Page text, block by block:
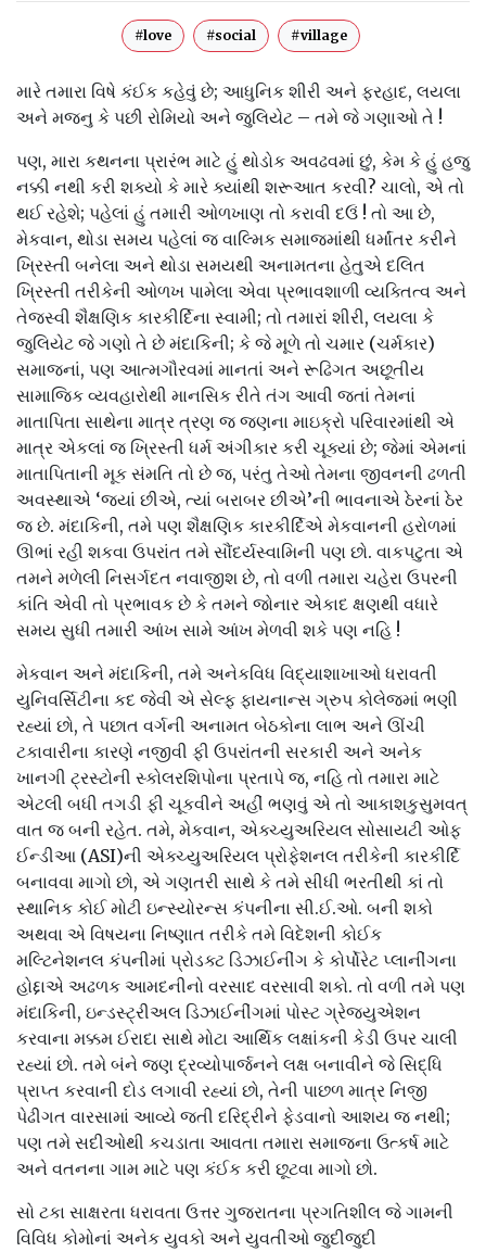
#love #social #village
મારે તમારા વિષે કંઈક કહેવું છે; આધુનિક શીરી અને ફરહાદ, લયલા
અને મજનુ કે પછી રોમિયો અને જુલિયેટ – તમે જે ગણાઓ તે !
પણ, મારા કથનના પ્રારંભ માટે હું થોડોક અવઢવમાં છું, કેમ કે હું હજુ
નક્કી નથી કરી શક્યો કે મારે ક્યાંથી શરૂઆત કરવી? ચાલો, એ તો
થઈ રહેશે; પહેલાં હું તમારી ઓળખાણ તો કરાવી દઉં ! તો આ છે,
મેકવાન, થોડા સમય પહેલાં જ વાલ્મિક સમાજમાંથી ધર્માંતર કરીને
ખ્રિસ્તી બનેલા અને થોડા સમયથી અનામતના હેતુએ દલિત
ખ્રિસ્તી તરીકેની ઓળખ પામેલા એવા પ્રભાવશાળી વ્યક્તિત્વ અને
તેજસ્વી શૈક્ષણિક કારકીર્દિના સ્વામી; તો તમારાં શીરી, લયલા કે
જુલિયેટ જે ગણો તે છે મંદાકિની; કે જે મૂળે તો ચમાર (ચર્મકાર)
સમાજનાં, પણ આત્મગૌરવમાં માનતાં અને રૂઢિગત અછૂતીય
સામાજિક વ્યવહારોથી માનસિક રીતે તંગ આવી જતાં તેમનાં
માતાપિતા સાથેના માત્ર ત્રણ જ જણના માઇક્રો પરિવારમાંથી એ
માત્ર એકલાં જ ખ્રિસ્તી ધર્મ અંગીકાર કરી ચૂક્યાં છે; જેમાં એમનાં
માતાપિતાની મૂક સંમતિ તો છે જ, પરંતુ તેઓ તેમના જીવનની ઢળતી
અવસ્થાએ ‘જ્યાં છીએ, ત્યાં બરાબર છીએ’ની ભાવનાએ ઠેરનાં ઠેર
જ છે. મંદાકિની, તમે પણ શૈક્ષણિક કારકીર્દિએ મેકવાનની હરોળમાં
ઊભાં રહી શકવા ઉપરાંત તમે સૌંદર્યસ્વામિની પણ છો. વાકપટુતા એ
તમને મળેલી નિસર્ગદત નવાજીશ છે, તો વળી તમારા ચહેરા ઉપરની
કાંતિ એવી તો પ્રભાવક છે કે તમને જોનાર એકાદ ક્ષણથી વધારે
સમય સુધી તમારી આંખ સામે આંખ મેળવી શકે પણ નહિ !
મેકવાન અને મંદાકિની, તમે અનેકવિધ વિદ્યાશાખાઓ ધરાવતી
યુનિવર્સિટીના કદ જેવી એ સેલ્ફ ફાયનાન્સ ગ્રુપ કોલેજમાં ભણી
રહ્યાં છો, તે પછાત વર્ગની અનામત બેઠકોના લાભ અને ઊંચી
ટકાવારીના કારણે નજીવી ફી ઉપરાંતની સરકારી અને અનેક
ખાનગી ટ્રસ્ટોની સ્કોલરશિપોના પ્રતાપે જ, નહિ તો તમારા માટે
એટલી બધી તગડી ફી ચૂકવીને અહીં ભણવું એ તો આકાશકુસુમવત્
વાત જ બની રહેત. તમે, મેકવાન, એક્ચ્યુઅરિયલ સોસાયટી ઓફ
ઈન્ડીઆ (ASI)ની એક્ચ્યુઅરિયલ પ્રોફેશનલ તરીકેની કારકીર્દિ
બનાવવા માગો છો, એ ગણતરી સાથે કે તમે સીધી ભરતીથી કાં તો
સ્થાનિક કોઈ મોટી ઇન્સ્યોરન્સ કંપનીના સી.ઈ.ઓ. બની શકો
અથવા એ વિષયના નિષ્ણાત તરીકે તમે વિદેશની કોઈક
મલ્ટિનેશનલ કંપનીમાં પ્રોડક્ટ ડિઝાઈનીંગ કે કોર્પોરેટ પ્લાનીંગના
હોદ્દાએ અઢળક આમદનીનો વરસાદ વરસાવી શકો. તો વળી તમે પણ
મંદાકિની, ઇન્ડસ્ટ્રીઅલ ડિઝાઈનીંગમાં પોસ્ટ ગ્રેજ્યુએશન
કરવાના મક્કમ ઈરાદા સાથે મોટા આર્થિક લક્ષાંકની કેડી ઉપર ચાલી
રહ્યાં છો. તમે બંને જણ દ્રવ્યોપાર્જનને લક્ષ બનાવીને જે સિદ્ધિ
પ્રાપ્ત કરવાની દોડ લગાવી રહ્યાં છો, તેની પાછળ માત્ર નિજી
પેઢીગત વારસામાં આવ્યે જતી દરિદ્રીને ફેડવાનો આશય જ નથી;
પણ તમે સદીઓથી કચડાતા આવતા તમારા સમાજના ઉત્કર્ષ માટે
અને વતનના ગામ માટે પણ કંઈક કરી છૂટવા માગો છો.
સો ટકા સાક્ષરતા ધરાવતા ઉત્તર ગુજરાતના પ્રગતિશીલ જે ગામની
વિવિધ કોમોનાં અનેક યુવકો અને યુવતીઓ જુદીજુદી